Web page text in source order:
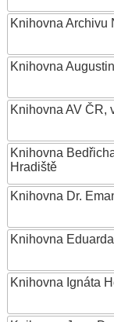
Knihovna Archivu
Knihovna
Knihovna AV ČR,
Knihovna
Hradiště
Knihovna Dr.
Knihovna
Knihovna Ignáta